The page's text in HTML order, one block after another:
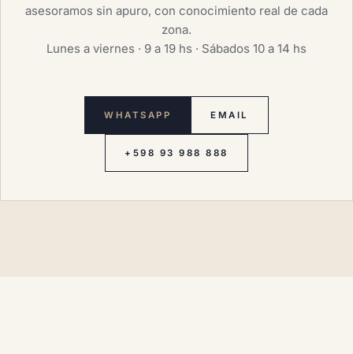
asesoramos sin apuro, con conocimiento real de cada
zona.
Lunes a viernes · 9 a 19 hs · Sábados 10 a 14 hs
WHATSAPP EMAIL
+598 93 988 888